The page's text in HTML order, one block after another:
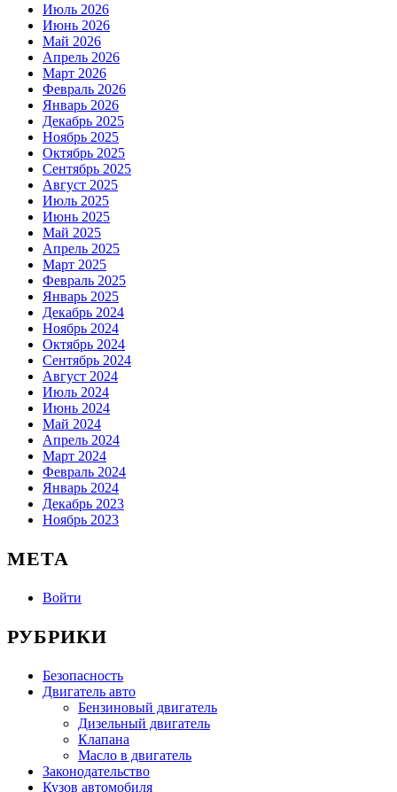
Июль 2026
Июнь 2026
Май 2026
Апрель 2026
Март 2026
Февраль 2026
Январь 2026
Декабрь 2025
Ноябрь 2025
Октябрь 2025
Сентябрь 2025
Август 2025
Июль 2025
Июнь 2025
Май 2025
Апрель 2025
Март 2025
Февраль 2025
Январь 2025
Декабрь 2024
Ноябрь 2024
Октябрь 2024
Сентябрь 2024
Август 2024
Июль 2024
Июнь 2024
Май 2024
Апрель 2024
Март 2024
Февраль 2024
Январь 2024
Декабрь 2023
Ноябрь 2023
МЕТА
Войти
РУБРИКИ
Безопасность
Двигатель авто
Бензиновый двигатель
Дизельный двигатель
Клапана
Масло в двигатель
Законодательство
Кузов автомобиля